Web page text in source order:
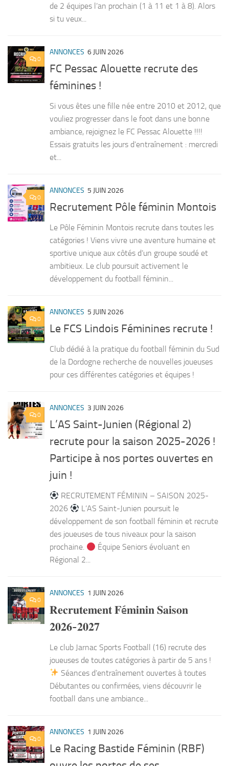
de 2 équipes l’an prochain (1 à 11 et 1 à 8). Alors
si tu veux...
0
ANNONCES 6 JUIN 2026
FC Pessac Alouette recrute des
féminines !
Si vous êtes une fille née entre 2010 et 2012, que
vouliez progresser dans le foot dans une bonne
ambiance, rejoignez le FC Pessac Alouette !!!!
Essais gratuits les jours d’entraînement : mercredi
et...
0
ANNONCES 5 JUIN 2026
Recrutement Pôle féminin Montois
Le Pôle Féminin Montois recrute dans toutes les
catégories ! Viens vivre une aventure humaine et
sportive unique aux côtés d’un groupe soudé et
ambitieux. Le club poursuit activement le
développement du football féminin...
0
ANNONCES 5 JUIN 2026
Le FCS Lindois Féminines recrute !
Club dédié à la pratique du football féminin du Sud
de la Dordogne recherche de nouvelles joueuses
pour ces différentes catégories et équipes !
0
ANNONCES 3 JUIN 2026
L’AS Saint-Junien (Régional 2)
recrute pour la saison 2025-2026 !
Participe à nos portes ouvertes en
juin !
RECRUTEMENT FÉMININ – SAISON 2025-
2026
L’AS Saint-Junien poursuit le
développement de son football féminin et recrute
des joueuses de tous niveaux pour la saison
prochaine.
Équipe Seniors évoluant en
Régional 2...
0
ANNONCES 1 JUIN 2026
𝐑𝐞𝐜𝐫𝐮𝐭𝐞𝐦𝐞𝐧𝐭 𝐅é𝐦𝐢𝐧𝐢𝐧 𝐒𝐚𝐢𝐬𝐨𝐧
𝟐𝟎𝟐𝟔-𝟐𝟎𝟐𝟕
Le club Jarnac Sports Football (16) recrute des
joueuses de toutes catégories à partir de 5 ans !
Séances d’entraînement ouvertes à toutes
Débutantes ou confirmées, viens découvrir le
football dans une ambiance...
0
ANNONCES 1 JUIN 2026
Le Racing Bastide Féminin (RBF)